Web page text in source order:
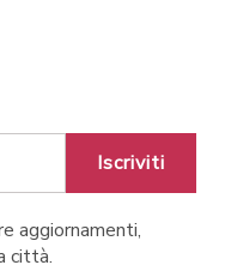
Iscriviti
aggiornamenti,
città.